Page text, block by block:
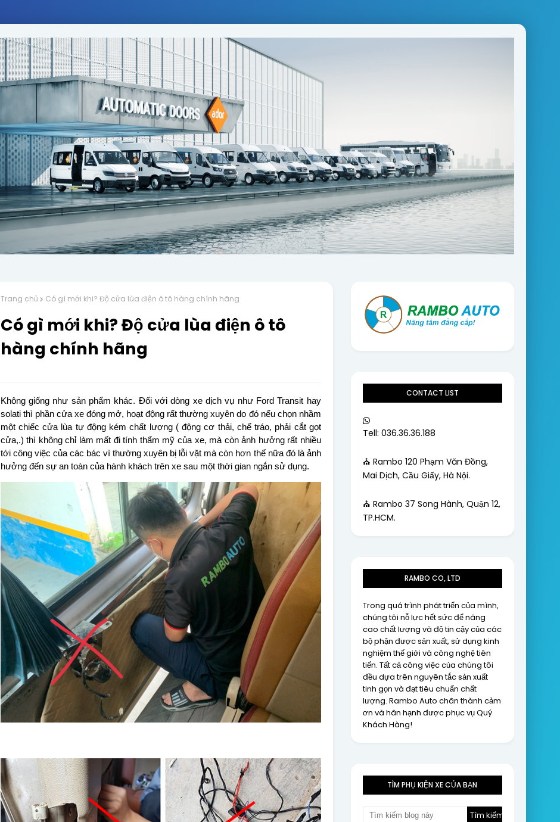
Trang chủ Có gì mới khi? Độ cửa lùa điện ô tô hàng chính hãng
Có gì mới khi? Độ cửa lùa điện ô tô
hàng chính hãng
Không giống như sản phẩm khác. Đối với dòng xe dịch vụ như Ford Transit hay
solati thì phần cửa xe đóng mở, hoạt động rất thường xuyên do đó nếu chọn nhầm
một chiếc cửa lùa tự động kém chất lượng ( động cơ thải, chế tráo, phải cắt gọt
cửa,.) thì không chỉ làm mất đi tính thẩm mỹ của xe, mà còn ảnh hưởng rất nhiều
tới công việc của các bác vì thường xuyên bị lỗi vặt mà còn hơn thế nữa đó là ảnh
hưởng đến sự an toàn của hành khách trên xe sau một thời gian ngắn sử dụng.
CONTACT LIST
Tell: 036.36.36.188
⛪ Rambo 120 Phạm Văn Đồng,
Mai Dịch, Cầu Giấy, Hà Nội.
⛪ Rambo 37 Song Hành, Quận 12,
TP.HCM.
RAMBO CO, LTD
Trong quá trình phát triển của mình,
chúng tôi nỗ lực hết sức để nâng
cao chất lượng và độ tin cậy của các
bộ phận được sản xuất, sử dụng kinh
nghiệm thế giới và công nghệ tiên
tiến. Tất cả công việc của chúng tôi
đều dựa trên nguyên tắc sản xuất
tinh gọn và đạt tiêu chuẩn chất
lượng. Rambo Auto chân thành cảm
ơn và hân hạnh được phục vụ Quý
Khách Hàng!
TÌM PHỤ KIỆN XE CỦA BẠN